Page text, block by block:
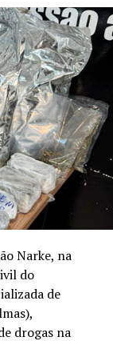
Narke, na
do
de
drogas na